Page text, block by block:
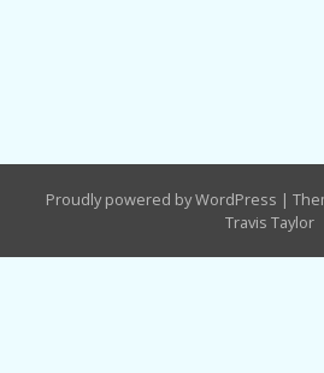
Proudly powered by WordPress |
Travis Taylor